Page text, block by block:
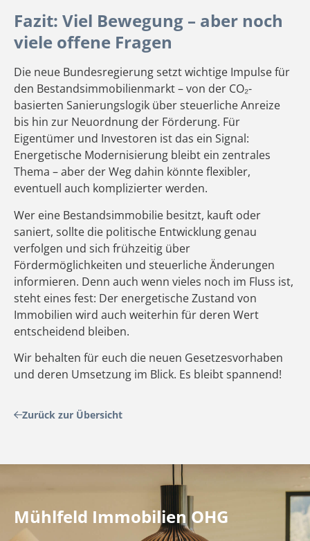
Fazit: Viel Bewegung – aber noch
viele offene Fragen
Die neue Bundesregierung setzt wichtige Impulse für
den Bestandsimmobilienmarkt – von der CO₂-
basierten Sanierungslogik über steuerliche Anreize
bis hin zur Neuordnung der Förderung. Für
Eigentümer und Investoren ist das ein Signal:
Energetische Modernisierung bleibt ein zentrales
Thema – aber der Weg dahin könnte flexibler,
eventuell auch komplizierter werden.
Wer eine Bestandsimmobilie besitzt, kauft oder
saniert, sollte die politische Entwicklung genau
verfolgen und sich frühzeitig über
Fördermöglichkeiten und steuerliche Änderungen
informieren. Denn auch wenn vieles noch im Fluss ist,
steht eines fest: Der energetische Zustand von
Immobilien wird auch weiterhin für deren Wert
entscheidend bleiben.
Wir behalten für euch die neuen Gesetzesvorhaben
und deren Umsetzung im Blick. Es bleibt spannend!
Zurück zur Übersicht
Mühlfeld Immobilien OHG